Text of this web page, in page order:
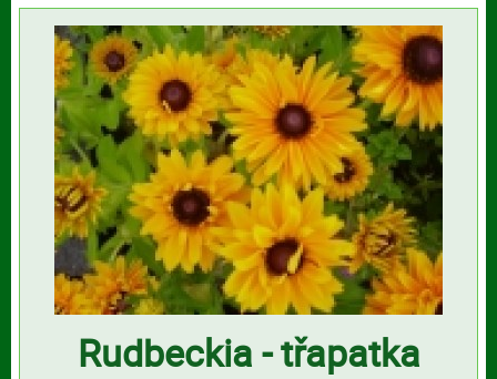
Rudbeckia - třapatka